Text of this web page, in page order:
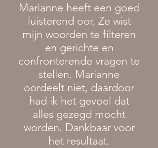
Marianne heeft een goed
luisterend oor. Ze wist
mijn woorden te filteren
en gerichte en
confronterende vragen te
stellen. Marianne
oordeelt niet, daardoor
had ik het gevoel dat
alles gezegd mocht
worden. Dankbaar voor
het resultaat.